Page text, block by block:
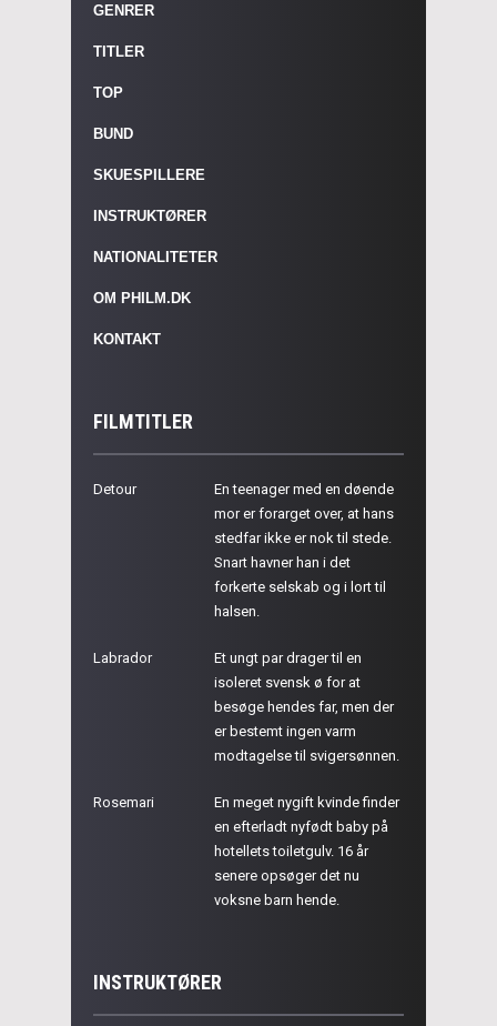
GENRER
TITLER
TOP
BUND
SKUESPILLERE
INSTRUKTØRER
NATIONALITETER
OM PHILM.DK
KONTAKT
FILMTITLER
Detour
En teenager med en døende
mor er forarget over, at hans
stedfar ikke er nok til stede.
Snart havner han i det
forkerte selskab og i lort til
halsen.
Labrador
Et ungt par drager til en
isoleret svensk ø for at
besøge hendes far, men der
er bestemt ingen varm
modtagelse til svigersønnen.
Rosemari
En meget nygift kvinde finder
en efterladt nyfødt baby på
hotellets toiletgulv. 16 år
senere opsøger det nu
voksne barn hende.
INSTRUKTØRER